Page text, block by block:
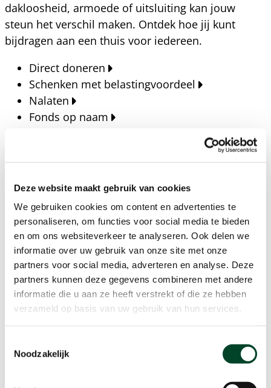
Deze website maakt gebruik van cookies
We gebruiken cookies om content en advertenties te
personaliseren, om functies voor social media te bieden
en om ons websiteverkeer te analyseren. Ook delen we
informatie over uw gebruik van onze site met onze
partners voor social media, adverteren en analyse. Deze
partners kunnen deze gegevens combineren met andere
informatie die u aan ze heeft verstrekt of die ze hebben
verzameld op basis van uw gebruik van hun services.
Noodzakelijk
dakloosheid, armoede of uitsluiting kan jouw
steun het verschil maken. Ontdek hoe jij kunt
bijdragen aan een thuis voor iedereen.
Direct doneren
Schenken met belastingvoordeel
Nalaten
Fonds op naam
Blijf op de hoogte van het laatste nieuws, verhalen,
publicaties en ontwikkelingen rondom Kansfonds
en onze missie.
Nieuwsberichten
Nieuws
Verhalen
Beeldbanken
Foto's bestaanszekerheid
Agenda